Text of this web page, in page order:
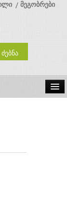
მეგობრები